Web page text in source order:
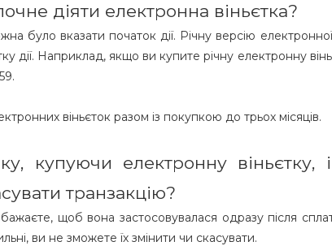
діяти електронна віньєтка?
було вказати початок дії. Річну версію
дії. Наприклад, якщо ви купите річну електронну
віньєток разом із покупкою до трьох місяців.
купуючи електронну віньєтку,
транзакцію?
щоб вона застосовувалася одразу після
ви не зможете їх змінити чи скасувати.